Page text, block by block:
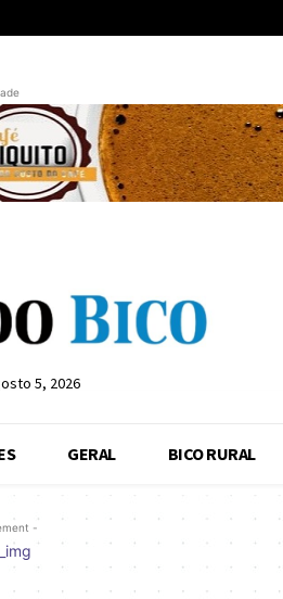
5, 2026
GERAL BICO RURAL
-